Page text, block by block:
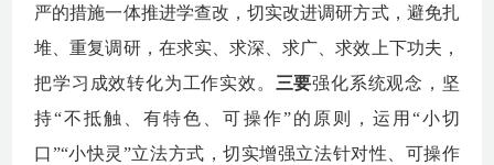
严的措施一体推进学查改，切实改进调研方式，避免扎
堆、重复调研， 在求实、求深、求广、求效上下功夫，
把学习成效转化为工作实效。 三要强化系统观念， 坚
持“不抵触、有特色、可操作”的原则，运用 “小切
口”“小快灵”立法方式，切实增强立法针对性、可操作